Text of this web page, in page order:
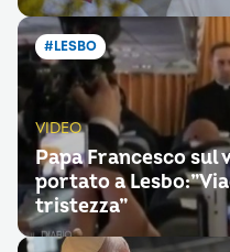
#LESBO
VIDEO
Papa Francesco sul
portato a
tristezza”